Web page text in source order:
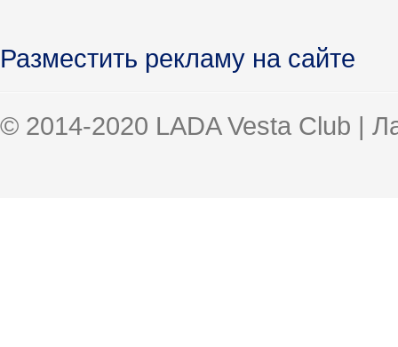
Разместить рекламу на сайте
© 2014-2020 LADA Vesta Club |